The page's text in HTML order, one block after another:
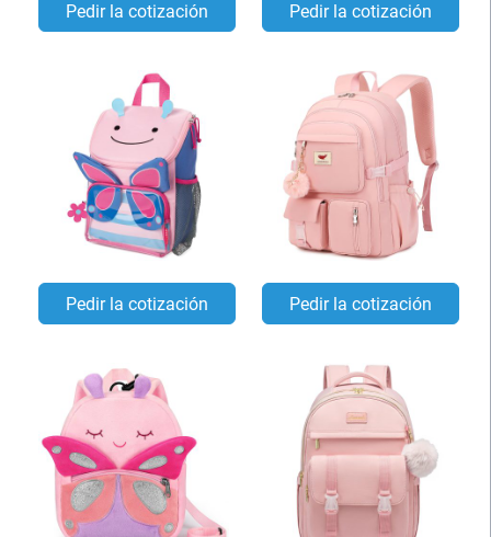
Pedir la cotización Pedir la cotización
Pedir la cotización Pedir la cotización